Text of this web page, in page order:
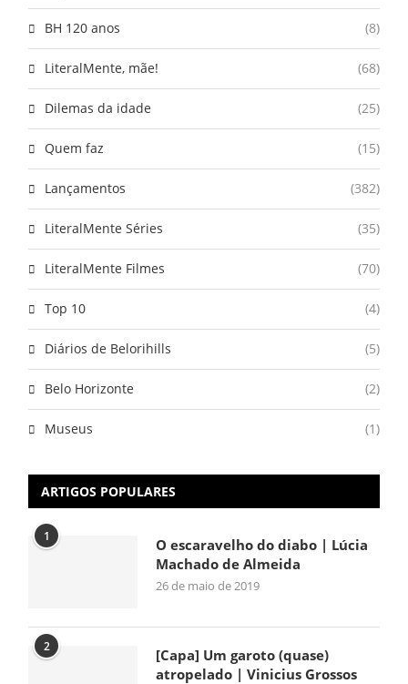
BH 120 anos (8)
LiteralMente, mãe! (68)
Dilemas da idade (25)
Quem faz (15)
Lançamentos (382)
LiteralMente Séries (35)
LiteralMente Filmes (70)
Top 10 (4)
Diários de Belorihills (5)
Belo Horizonte (2)
Museus (1)
ARTIGOS POPULARES
1
O escaravelho do diabo | Lúcia
Machado de Almeida
26 de maio de 2019
2
[Capa] Um garoto (quase)
atropelado | Vinicius Grossos